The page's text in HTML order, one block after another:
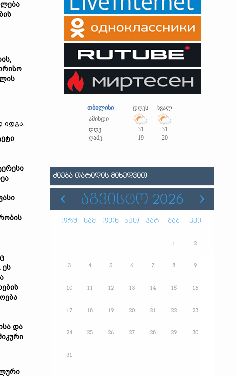
,
იდგა.
. ეს
და
თბილისი დღეს
ხვალ
ამინდი
დღე
31
31
ღამე
19 20
ᲫᲘᲔᲑᲐ ᲗᲐᲠᲘᲦᲘᲡ ᲛᲘᲮᲔᲓᲕᲘᲗ
ᲐᲒᲕᲘᲡᲢᲝ 2026
ორშ სამ ოთხ ხუთ პარ შაბ კვი
1 2
3 4 5 6 7 8 9
10 11 12 13 14 15 16
17 18 19 20 21 22 23
24 25 26 27 28 29 30
31